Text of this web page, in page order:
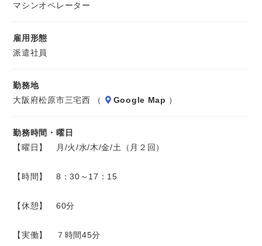
マシンオペレーター
雇用形態
派遣社員
勤務地
大阪府松原市三宅西 （
Google Map ）
勤務時間・曜日
【曜日】 月/火/水/木/金/土（月２回）
【時間】 8：30～17：15
【休憩】 60分
【実働】 ７時間45分